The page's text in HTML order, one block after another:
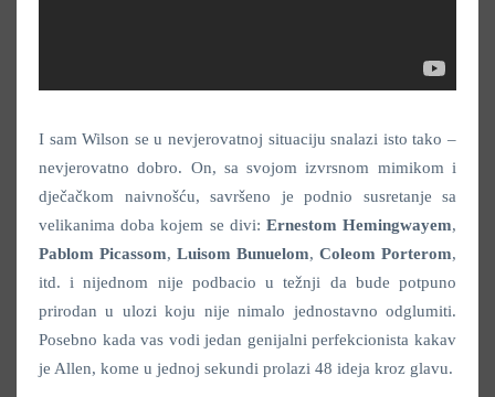
I sam Wilson se u nevjerovatnoj situaciju snalazi isto tako –
nevjerovatno dobro. On, sa svojom izvrsnom mimikom i
dječačkom naivnošću, savršeno je podnio susretanje sa
velikanima doba kojem se divi: Ernestom Hemingwayem,
Pablom Picassom, Luisom Bunuelom, Coleom Porterom,
itd. i nijednom nije podbacio u težnji da bude potpuno
prirodan u ulozi koju nije nimalo jednostavno odglumiti.
Posebno kada vas vodi jedan genijalni perfekcionista kakav
je Allen, kome u jednoj sekundi prolazi 48 ideja kroz glavu.